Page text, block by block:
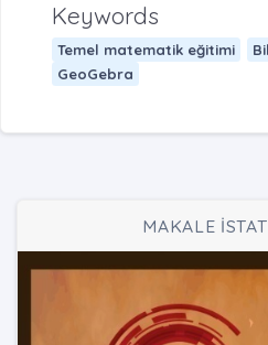
Keywords
Temel matematik eğitimi
GeoGebra
MAKALE